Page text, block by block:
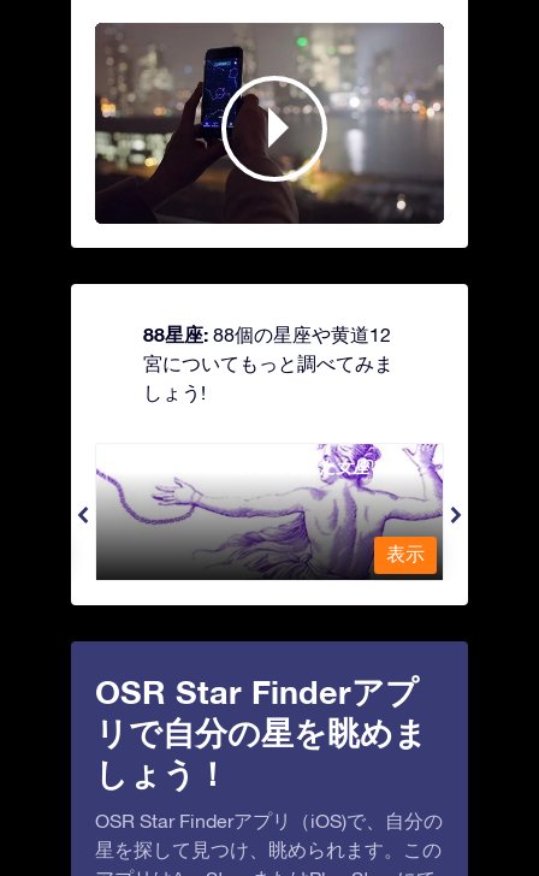
88星座: 88個の星座や黄道12
宮についてもっと調べてみま
しょう!
Andromeda - 鎖で縛られた女座
表示
OSR Star Finderアプ
リで自分の星を眺めま
しょう！
OSR Star Finderアプリ（iOS)で、自分の
星を探して見つけ、眺められます。この